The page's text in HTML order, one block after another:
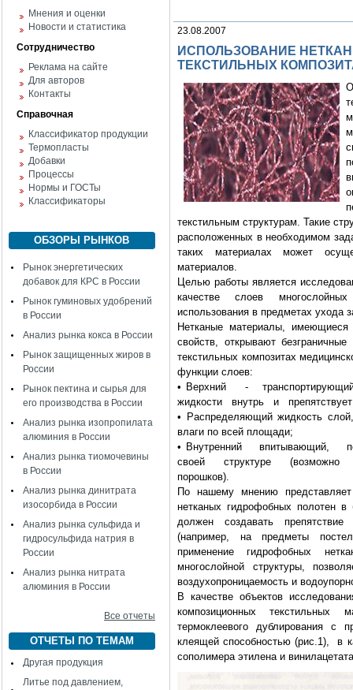
Мнения и оценки
Новости и статистика
Сотрудничество
Реклама на сайте
Для авторов
Контакты
Справочная
Классификатор продукции
Термопласты
Добавки
Процессы
Нормы и ГОСТы
Классификаторы
ОБЗОРЫ РЫНКОВ
Рынок энергетических
добавок для КРС в России
Рынок гуминовых удобрений
в России
Анализ рынка кокса в России
Рынок защищенных жиров в
России
Рынок пектина и сырья для
его производства в России
Анализ рынка изопропилата
алюминия в России
Анализ рынка тиомочевины
в России
Анализ рынка динитрата
изосорбида в России
Анализ рынка сульфида и
гидросульфида натрия в
России
Анализ рынка нитрата
алюминия в России
Все отчеты
ОТЧЕТЫ ПО ТЕМАМ
Другая продукция
Литье под давлением,
23.08.2007
ИСПОЛЬЗОВАНИЕ
ТЕКСТИЛЬНЫХ
текстильным структурам. Такие
расположенных в необходимом
таких материалах может
материалов.
Целью работы является
качестве слоев
использования в предметах ухода
Нетканые материалы, имеющиеся
свойств, открывают
текстильных композитах
функции слоев:
• Верхний -
жидкости внутрь и
• Распределяющий жидкость
влаги по всей площади;
• Внутренний
своей структуре (возможно
порошков).
По нашему мнению представляет
нетканых гидрофобных полотен в
должен создавать
(например, на предметы
применение гидрофобных
многослойной структуры,
воздухопроницаемость и
В качестве объектов
композиционных текстильных
термоклеевого дублирования с
клеящей способностью (рис.1), в
сополимера этилена и